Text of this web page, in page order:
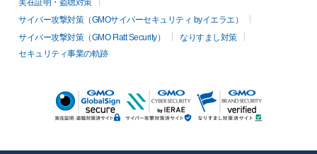
実在証明・盗聴対策
サイバー攻撃対策（GMOサイバーセキュリティ byイエラエ）
サイバー攻撃対策（GMO Flatt Security）
なりすまし対策
セキュリティ事業の軌跡